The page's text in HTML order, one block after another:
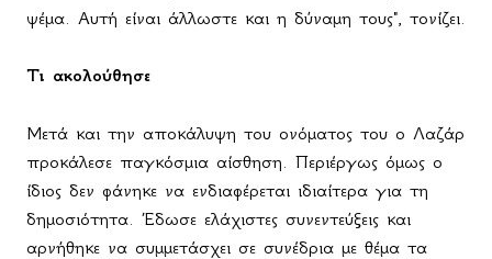
ψέμα. Αυτή είναι άλλωστε και η δύναμη τους", τονίζει.
Τι ακολούθησε
Μετά και την αποκάλυψη του ονόματος του ο Λαζάρ
προκάλεσε παγκόσμια αίσθηση. Περιέργως όμως ο
ίδιος δεν φάνηκε να ενδιαφέρεται ιδιαίτερα για τη
δημοσιότητα. Έδωσε ελάχιστες συνεντεύξεις και
αρνήθηκε να συμμετάσχει σε συνέδρια με θέμα τα